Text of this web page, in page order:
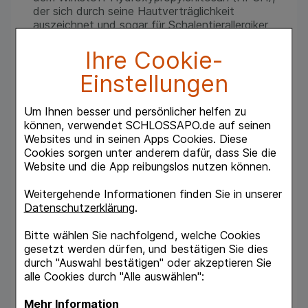
Ihre Cookie-
Einstellungen
Um Ihnen besser und persönlicher helfen zu
können, verwendet SCHLOSSAPO.de auf seinen
Websites und in seinen Apps Cookies. Diese
Cookies sorgen unter anderem dafür, dass Sie die
Website und die App reibungslos nutzen können.
Weitergehende Informationen finden Sie in unserer
Datenschutzerklärung.
Bitte wählen Sie nachfolgend, welche Cookies
gesetzt werden dürfen, und bestätigen Sie dies
durch "Auswahl bestätigen" oder akzeptieren Sie
alle Cookies durch "Alle auswählen":
Mehr Information
der sich durch seine Hautverträglichkeit
auszeichnet und sogar für Schalentierallergiker
dem Nagel einen unsichtbaren Film, der als
Barriere gegen Pilzerreger, chemische und
physikalische Einflüsse wirkt. Der Film bleibt
aber nicht nur auf dem Nagel liegen, sondern
dringt tief in ihn ein. Auf diese Weise schützt
und stabilisiert Myfungar Nagellack die Nägel
und unterstützt ihr natürliches Wachstum.
Stärkt und schützt Fuß- und Fingernägel
• Hautfreundlicher, wasserlöslicher Nagellack
• Unterstützt das natürliche Nagelwachstum
• Bei physikalischen, chemischen und
mikrobiologisch verursachten Schädigungen
• Einfach und sparsam in der Anwendung
ANWENDUNGSEMPFEHLUNG:
Myfungar® Nagellack einmal täglich mit dem
umliegende gesunde Haut und den freien